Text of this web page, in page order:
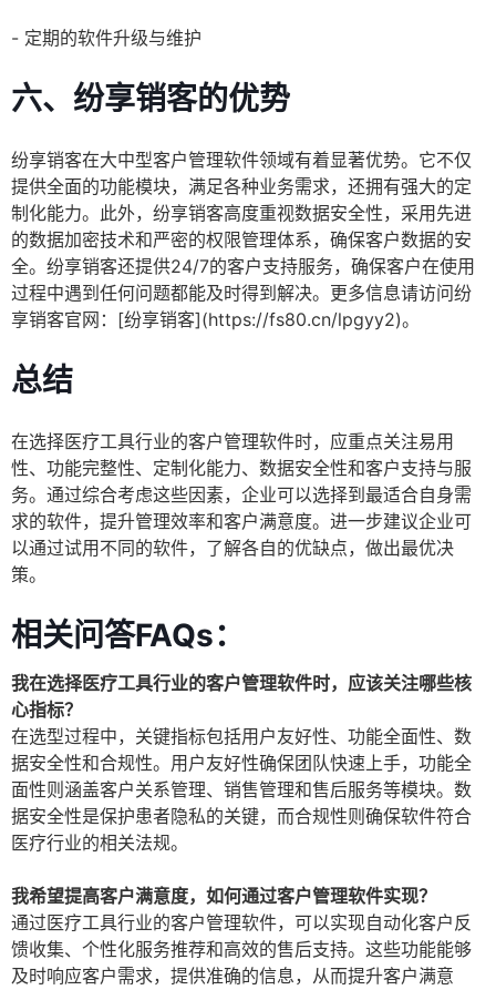
- 定期的软件升级与维护
六、纷享销客的优势
纷享销客在大中型客户管理软件领域有着显著优势。它不仅
提供全面的功能模块，满足各种业务需求，还拥有强大的定
制化能力。此外，纷享销客高度重视数据安全性，采用先进
的数据加密技术和严密的权限管理体系，确保客户数据的安
全。纷享销客还提供24/7的客户支持服务，确保客户在使用
过程中遇到任何问题都能及时得到解决。更多信息请访问纷
享销客官网：[纷享销客](https://fs80.cn/lpgyy2)。
总结
在选择医疗工具行业的客户管理软件时，应重点关注易用
性、功能完整性、定制化能力、数据安全性和客户支持与服
务。通过综合考虑这些因素，企业可以选择到最适合自身需
求的软件，提升管理效率和客户满意度。进一步建议企业可
以通过试用不同的软件，了解各自的优缺点，做出最优决
策。
相关问答FAQs：
我在选择医疗工具行业的客户管理软件时，应该关注哪些核
心指标？
在选型过程中，关键指标包括用户友好性、功能全面性、数
据安全性和合规性。用户友好性确保团队快速上手，功能全
面性则涵盖客户关系管理、销售管理和售后服务等模块。数
据安全性是保护患者隐私的关键，而合规性则确保软件符合
医疗行业的相关法规。
我希望提高客户满意度，如何通过客户管理软件实现？
通过医疗工具行业的客户管理软件，可以实现自动化客户反
馈收集、个性化服务推荐和高效的售后支持。这些功能能够
及时响应客户需求，提供准确的信息，从而提升客户满意